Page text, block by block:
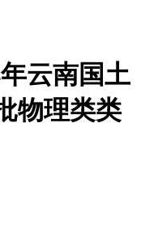
云南国土
物理类类